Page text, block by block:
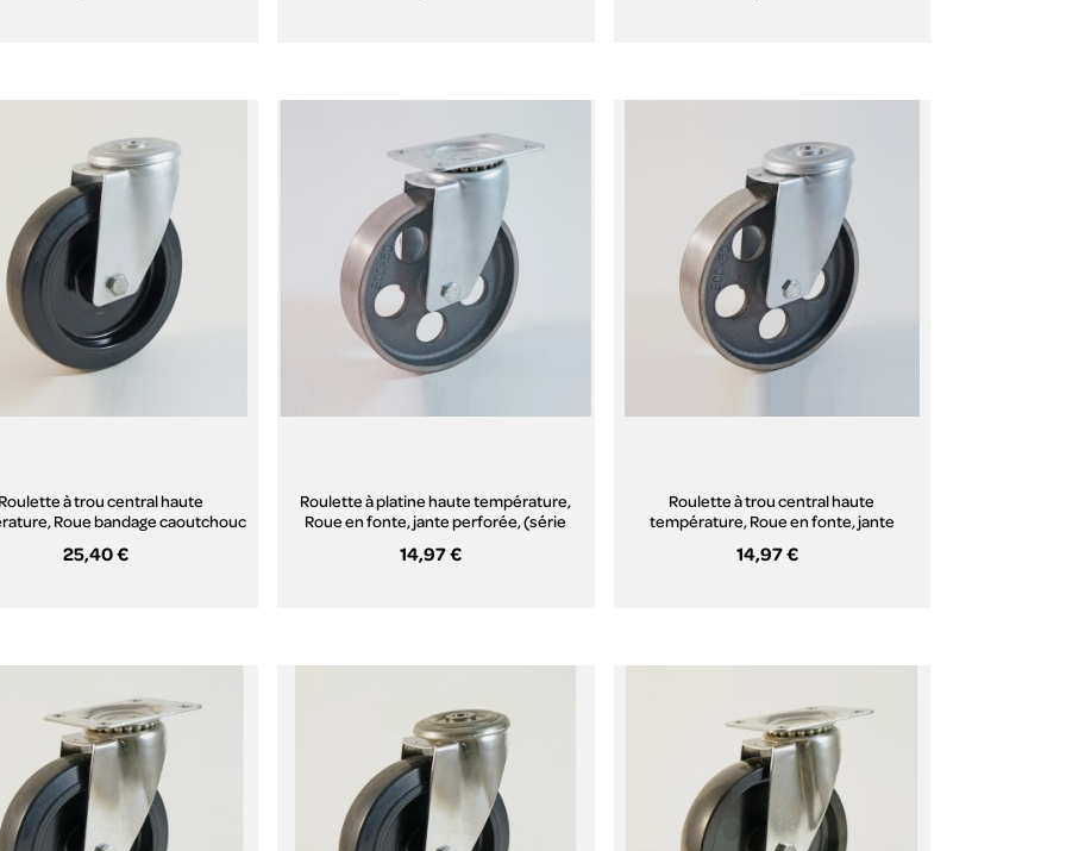
Roulette à trou central haute
Roue bandage caoutchouc
25,40 €
Roulette à platine haute température,
Roue en fonte, jante perforée, (série
14,97 €
Roulette à trou central haute
température, Roue en fonte, jante
14,97 €